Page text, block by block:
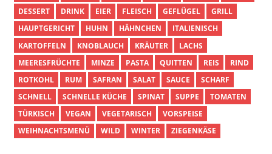
DESSERT
DRINK EIER FLEISCH GEFLÜGEL
GRILL
HAUPTGERICHT
HUHN HÄHNCHEN
ITALIENISCH
KARTOFFELN
KNOBLAUCH KRÄUTER
LACHS
MEERESFRÜCHTE
MINZE PASTA QUITTEN REIS
RIND
ROTKOHL
RUM SAFRAN SALAT SAUCE
SCHARF
SCHNELL
SCHNELLE KÜCHE SPINAT SUPPE
TOMATEN
TÜRKISCH
VEGAN VEGETARISCH
VORSPEISE
WEIHNACHTSMENÜ
WILD WINTER ZIEGENKÄSE